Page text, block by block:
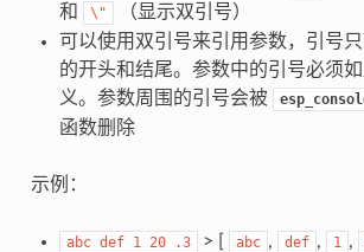
和
\"
（显示双引号）
可以使用双引号来引用参数，引号
的开头和结尾。参数中的引号必须
义。参数周围的引号会被
函数删除
示例：
abc def 1 20 .3 > [ abc , def , 1 ,